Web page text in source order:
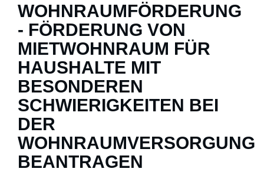
WOHNRAUMFÖRDERUNG
- FÖRDERUNG VON
MIETWOHNRAUM FÜR
HAUSHALTE MIT
BESONDEREN
SCHWIERIGKEITEN BEI
DER
WOHNRAUMVERSORGUNG
BEANTRAGEN